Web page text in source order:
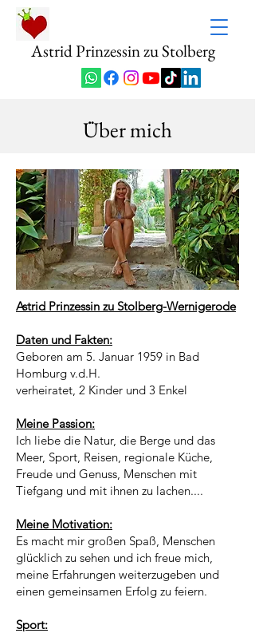
Astrid Prinzessin zu Stolberg
Über mich
Astrid Prinzessin zu Stolberg-Wernigerode
Daten und Fakten:
Geboren am 5. Januar 1959 in Bad
Homburg v.d.H.
verheiratet, 2 Kinder und 3 Enkel
Meine Passion:
Ich liebe die Natur, die Berge und das
Meer, Sport, Reisen, regionale Küche,
Freude und Genuss, Menschen mit
Tiefgang und mit ihnen zu lachen....
Meine Motivation:
Es macht mir großen Spaß, Menschen
glücklich zu sehen und ich freue mich,
meine Erfahrungen weiterzugeben und
einen gemeinsamen Erfolg zu feiern.
Sport: